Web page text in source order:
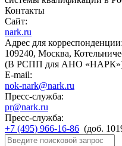
Контакты
Сайт:
nark.ru
Адрес для корреспонденции:
109240, Москва,
(В РСПП для АНО
E-mail:
nok-nark@nark.ru
Пресс-служба:
pr@nark.ru
Пресс-служба:
+7 (495) 966-16-86 (доб.